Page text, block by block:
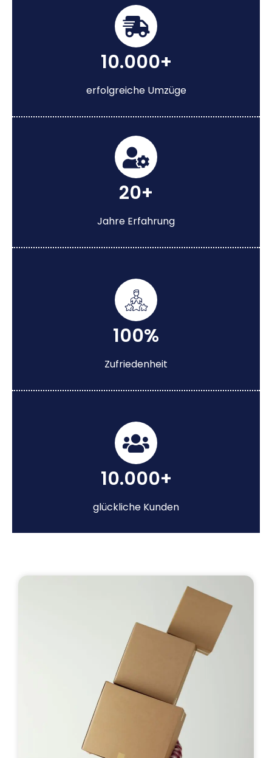
10.000+
erfolgreiche Umzüge
20+
Jahre Erfahrung
100%
Zufriedenheit
10.000+
glückliche Kunden